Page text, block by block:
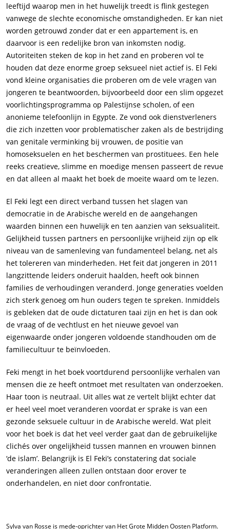
leeftijd waarop men in het huwelijk treedt is flink gestegen
vanwege de slechte economische omstandigheden. Er kan niet
worden getrouwd zonder dat er een appartement is, en
daarvoor is een redelijke bron van inkomsten nodig.
Autoriteiten steken de kop in het zand en proberen vol te
houden dat deze enorme groep seksueel niet actief is. El Feki
vond kleine organisaties die proberen om de vele vragen van
jongeren te beantwoorden, bijvoorbeeld door een slim opgezet
voorlichtingsprogramma op Palestijnse scholen, of een
anonieme telefoonlijn in Egypte. Ze vond ook dienstverleners
die zich inzetten voor problematischer zaken als de bestrijding
van genitale verminking bij vrouwen, de positie van
homoseksuelen en het beschermen van prostituees. Een hele
reeks creatieve, slimme en moedige mensen passeert de revue
en dat alleen al maakt het boek de moeite waard om te lezen.
El Feki legt een direct verband tussen het slagen van
democratie in de Arabische wereld en de aangehangen
waarden binnen een huwelijk en ten aanzien van seksualiteit.
Gelijkheid tussen partners en persoonlijke vrijheid zijn op elk
niveau van de samenleving van fundamenteel belang, net als
het tolereren van minderheden. Het feit dat jongeren in 2011
langzittende leiders onderuit haalden, heeft ook binnen
families de verhoudingen veranderd. Jonge generaties voelden
zich sterk genoeg om hun ouders tegen te spreken. Inmiddels
is gebleken dat de oude dictaturen taai zijn en het is dan ook
de vraag of de vechtlust en het nieuwe gevoel van
eigenwaarde onder jongeren voldoende standhouden om de
familiecultuur te beïnvloeden.
Feki mengt in het boek voortdurend persoonlijke verhalen van
mensen die ze heeft ontmoet met resultaten van onderzoeken.
Haar toon is neutraal. Uit alles wat ze vertelt blijkt echter dat
er heel veel moet veranderen voordat er sprake is van een
gezonde seksuele cultuur in de Arabische wereld. Wat pleit
voor het boek is dat het veel verder gaat dan de gebruikelijke
clichés over ongelijkheid tussen mannen en vrouwen binnen
‘de islam’. Belangrijk is El Feki’s constatering dat sociale
veranderingen alleen zullen ontstaan door erover te
onderhandelen, en niet door confrontatie.
Sylva van Rosse is mede-oprichter van Het Grote Midden Oosten Platform.